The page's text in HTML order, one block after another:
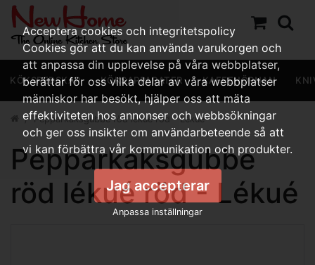
KÖKSREDSKAP KÖKSAPPARATER KAFFEHÖRNAN
Pepparkaksgubbe röd lékué röd - Lékué
Pepparkaksgubbe
röd lékué röd - Lékué
Acceptera cookies och integritetspolicy
Cookies gör att du kan använda varukorgen och
att anpassa din upplevelse på våra webbplatser,
berättar för oss vilka delar av våra webbplatser
människor har besökt, hjälper oss att mäta
effektiviteten hos annonser och webbsökningar
och ger oss insikter om användarbeteende så att
vi kan förbättra vår kommunikation och produkter.
Jag accepterar
Anpassa inställningar